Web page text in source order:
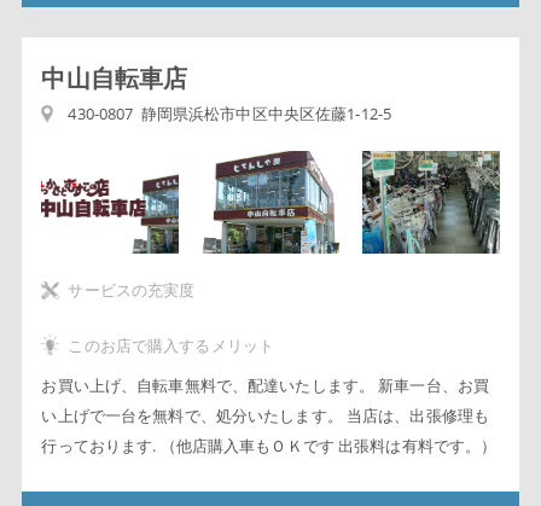
中山自転車店
430-0807 静岡県浜松市中区中央区佐藤1-12-5
サービスの充実度
このお店で購入するメリット
お買い上げ、自転車無料で、配達いたします。 新車一台、お買
い上げで一台を無料で、処分いたします。 当店は、出張修理も
行っております. （他店購入車もＯＫです 出張料は有料です。）